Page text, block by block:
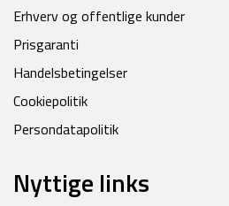
Erhverv og offentlige kunder
Prisgaranti
Handelsbetingelser
Cookiepolitik
Persondatapolitik
Nyttige links